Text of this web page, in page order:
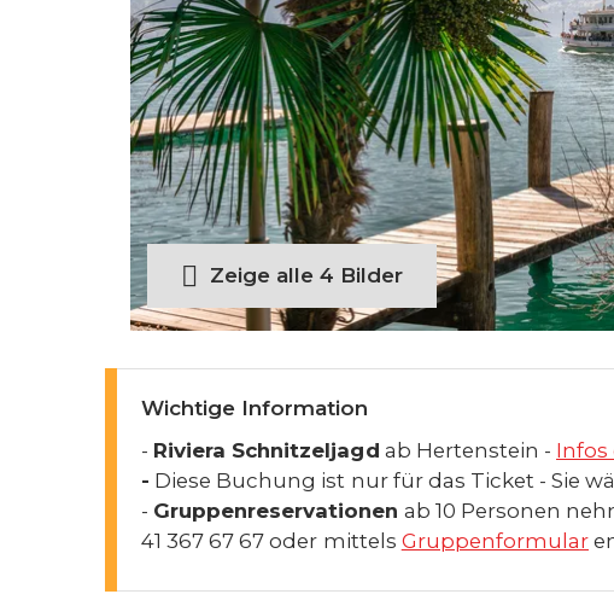
Zeige alle 4 Bilder
Wichtige Information
- Riviera Schnitzeljagd ab Hertenstein - Infos
- Diese Buchung ist nur für das Ticket - Sie
- Gruppenreservationen ab 10 Personen
41 367 67 67 oder mittels Gruppenformular